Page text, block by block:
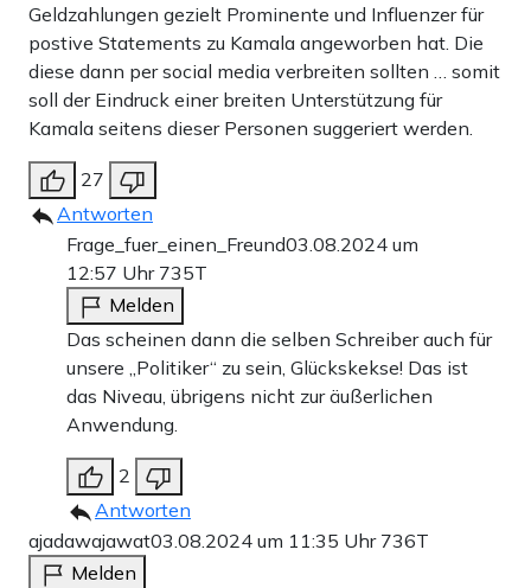
Geldzahlungen gezielt Prominente und Influenzer für
postive Statements zu Kamala angeworben hat. Die
diese dann per social media verbreiten sollten … somit
soll der Eindruck einer breiten Unterstützung für
Kamala seitens dieser Personen suggeriert werden.
27
Antworten
Frage_fuer_einen_Freund03.08.2024 um
12:57 Uhr 735T
Melden
Das scheinen dann die selben Schreiber auch für
unsere „Politiker“ zu sein, Glückskekse! Das ist
das Niveau, übrigens nicht zur äußerlichen
Anwendung.
2
Antworten
ajadawajawat03.08.2024 um 11:35 Uhr 736T
Melden